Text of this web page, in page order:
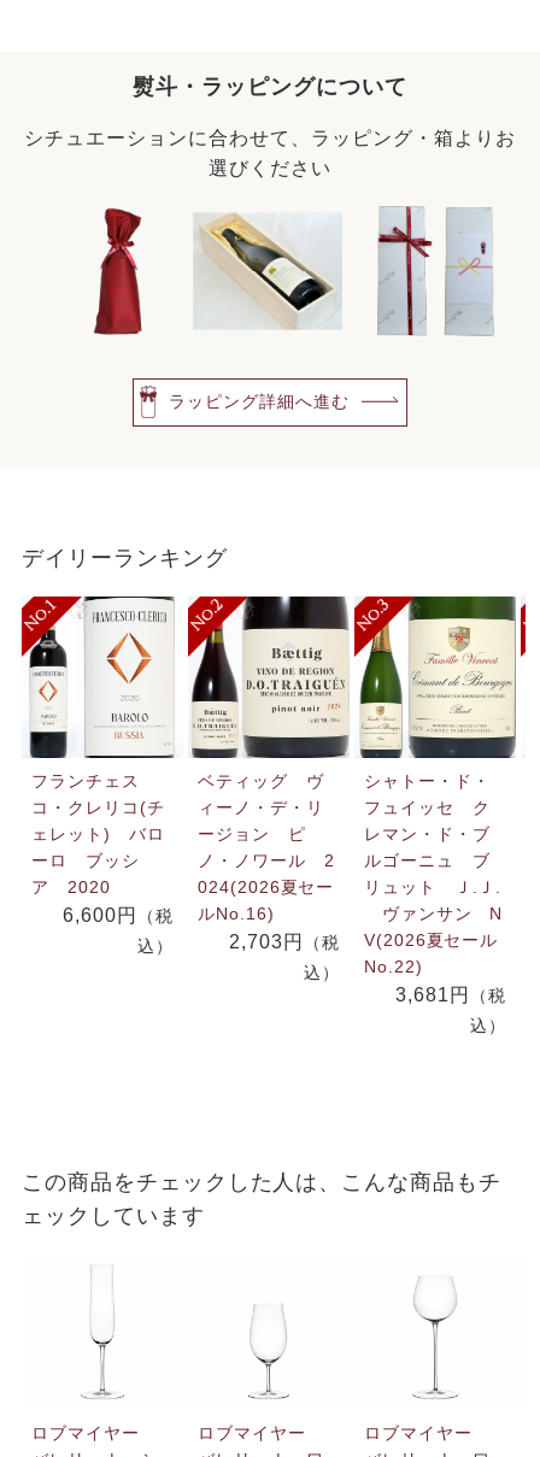
熨斗・ラッピングについて
シチュエーションに合わせて、ラッピング・箱よりお
選びください
ラッピング詳細へ進む
デイリーランキング
フランチェス
コ・クレリコ(チ
ェレット) バロ
ーロ ブッシ
ア 2020
6,600円
（税
込）
ベティッグ ヴ
ィーノ・デ・リ
ージョン ピ
ノ・ノワール 2
024(2026夏セー
ルNo.16)
2,703円
（税
込）
シャトー・ド・
フュイッセ ク
レマン・ド・ブ
ルゴーニュ ブ
リュット Ｊ.Ｊ.
ヴァンサン N
V(2026夏セール
No.22)
3,681円
（税
込）
この商品をチェックした人は、こんな商品もチ
ェックしています
ロブマイヤー
ロブマイヤー
ロブマイヤー